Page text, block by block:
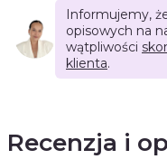
Informujemy,
opisowych na
wątpliwości
klienta.
Recenzja i